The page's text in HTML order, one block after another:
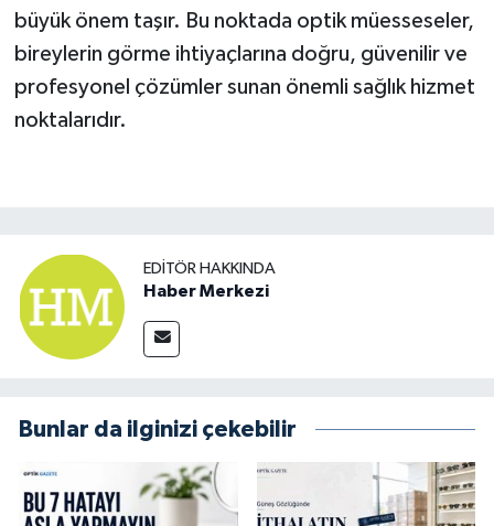
büyük önem taşır. Bu noktada optik müesseseler,
bireylerin görme ihtiyaçlarına doğru, güvenilir ve
profesyonel çözümler sunan önemli sağlık hizmet
noktalarıdır.
EDITÖR HAKKINDA
Haber Merkezi
Bunlar da ilginizi çekebilir